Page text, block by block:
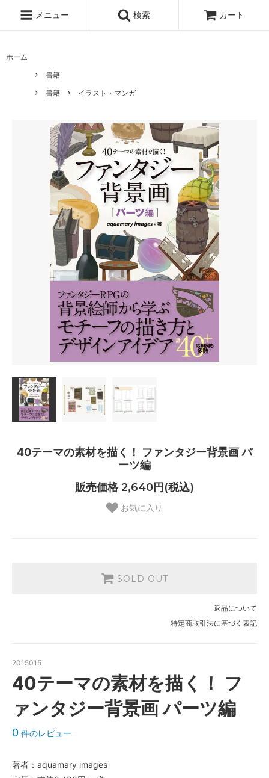
メニュー 検索 カート
ホーム
書籍
書籍
イラスト・マンガ
40テーマの素材を描く！ ファンタジー背景画 パ
ーツ編
販売価格 2,640円(税込)
お気に入り
SOLD OUT
返品について
特定商取引法に基づく表記
2015015
40テーマの素材を描く！ フ
ァンタジー背景画 パーツ編
0 件のレビュー
著者：aquamary images